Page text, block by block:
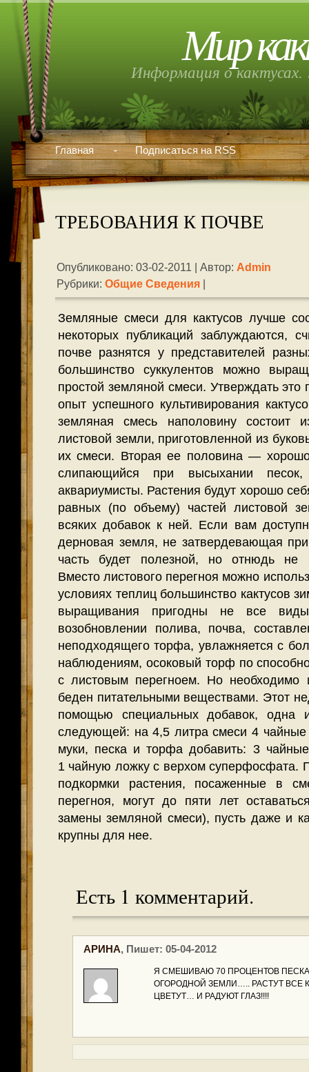
Мир
Информация о кактусах.
Главная Подписаться на RSS
ТРЕБОВАНИЯ К ПОЧВЕ
Опубликовано: 03-02-2011 | Автор: Admin
Рубрики: Общие Сведения |
Земляные смеси для кактусов лучше
некоторых публикаций заблуждаются,
почве разнятся у представи­телей
большинство суккулентов можно
простой земляной смеси. Утверждать это
опыт успешного культивирования
земляная смесь наполовину состоит
листовой земли, приготовленной из
их смеси. Вторая ее половина —
слипающийся при высыхании
аквариумисты. Растения будут хорошо
равных (по объему) частей листовой
всяких добавок к ней. Если вам
дерновая земля, не затвердевающая
часть будет полезной, но отнюдь не
Вместо листового перегноя можно
условиях теплиц большинство кактусов
выращивания пригодны не все
возобновлении полива, почва,
неподходящего торфа, увлажняется с
наблюдениям, осоковый торф по
с листовым перегноем. Но необхо­димо
беден питательными веществами. Этот
помощью специальных добавок, одна
следующей: на 4,5 литра смеси 4 чайные
муки, песка и торфа добавить: 3
1 чайную ложку с верхом суперфосфата.
подкормки растения, посаженные в
перегноя, могут до пяти лет
замены земляной смеси), пусть даже и
крупны для нее.
Есть 1 комментарий.
АРИНА, Пишет: 05-04-2012
Я СМЕШИВАЮ 70 ПРОЦЕНТОВ
ОГОРОДНОЙ ЗЕМЛИ….. РАСТУТ ВСЕ
ЦВЕТУТ… И РАДУЮТ ГЛАЗ!!!!